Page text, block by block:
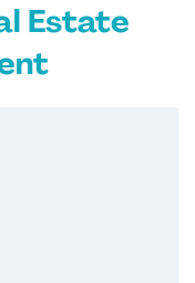
Estate